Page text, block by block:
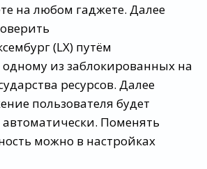
на любом гаджете. Далее
(LX) путём
из заблокированных на
ресурсов. Далее
пользователя будет
Поменять
можно в настройках